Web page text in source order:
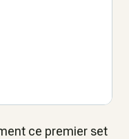
ce premier set